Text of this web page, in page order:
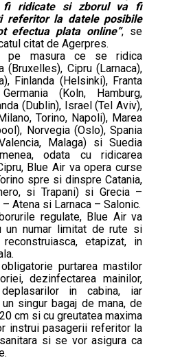
fi ridicate si zborul va fi
referitor la datele posibile
efectua plata online”, se
citat de Agerpres.
pe masura ce se ridica
Cipru (Larnaca),
Finlanda (Helsinki), Franta
(Koln, Hamburg,
(Dublin), Israel (Tel Aviv),
Torino, Napoli), Marea
Norvegia (Oslo), Spania
Malaga) si Suedia
odata cu ridicarea
Blue Air va opera curse
spre si dinspre Catania,
si Trapani) si Grecia –
Atena si Larnaca – Salonic.
regulate, Blue Air va
un numar limitat de rute si
etapizat, in
purtarea mastilor
dezinfectarea mainilor,
in cabina, iar
singur bagaj de mana, de
cm si cu greutatea maxima
instrui pasagerii referitor la
si se vor asigura ca